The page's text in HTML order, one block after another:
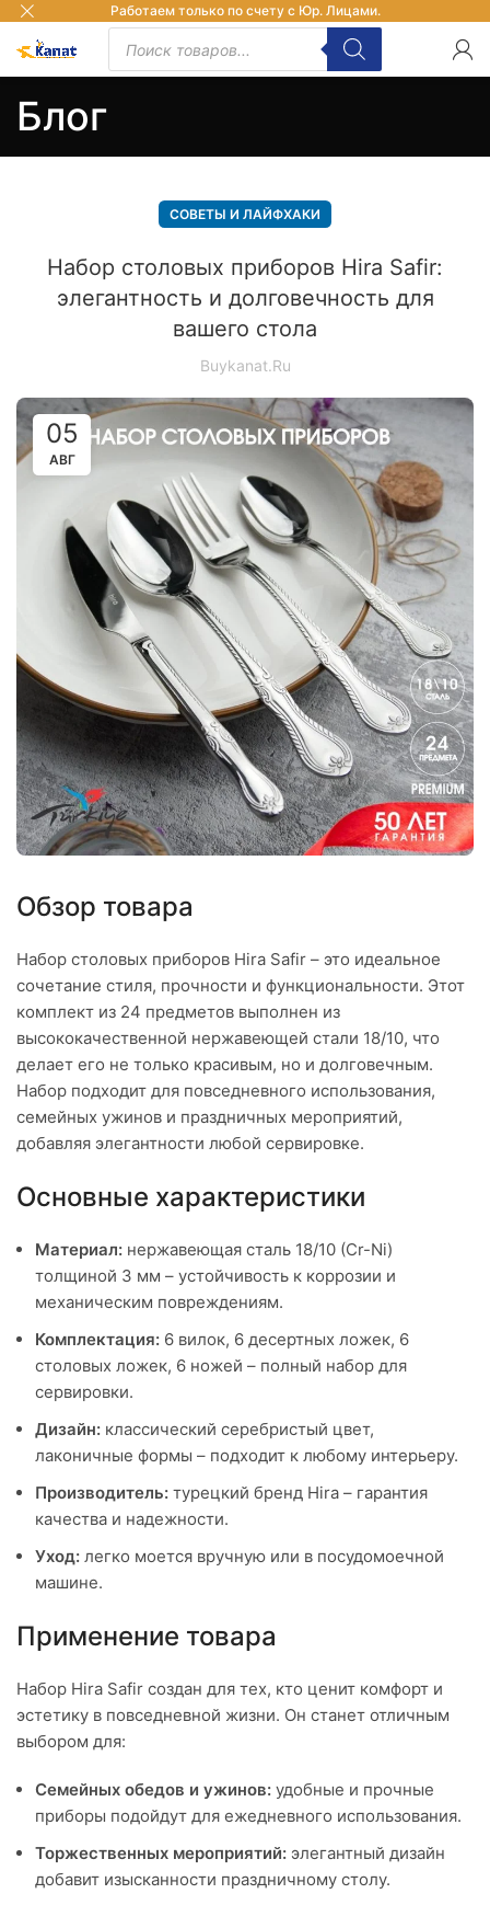
Блог
СОВЕТЫ И ЛАЙФХАКИ
Набор столовых приборов Hira Safir:
элегантность и долговечность для
вашего стола
Buykanat.ru
05
АВГ
Обзор товара
Набор столовых приборов Hira Safir – это идеальное
сочетание стиля, прочности и функциональности. Этот
комплект из 24 предметов выполнен из
высококачественной нержавеющей стали 18/10, что
делает его не только красивым, но и долговечным.
Набор подходит для повседневного использования,
семейных ужинов и праздничных мероприятий,
добавляя элегантности любой сервировке.
Основные характеристики
Материал: нержавеющая сталь 18/10 (Cr-Ni)
толщиной 3 мм – устойчивость к коррозии и
механическим повреждениям.
Комплектация: 6 вилок, 6 десертных ложек, 6
столовых ложек, 6 ножей – полный набор для
сервировки.
Дизайн: классический серебристый цвет,
лаконичные формы – подходит к любому интерьеру.
Производитель: турецкий бренд Hira – гарантия
качества и надежности.
Уход: легко моется вручную или в посудомоечной
машине.
Применение товара
Набор Hira Safir создан для тех, кто ценит комфорт и
эстетику в повседневной жизни. Он станет отличным
выбором для:
Семейных обедов и ужинов: удобные и прочные
приборы подойдут для ежедневного использования.
Торжественных мероприятий: элегантный дизайн
добавит изысканности праздничному столу.
Работаем только по счету с Юр. Лицами.